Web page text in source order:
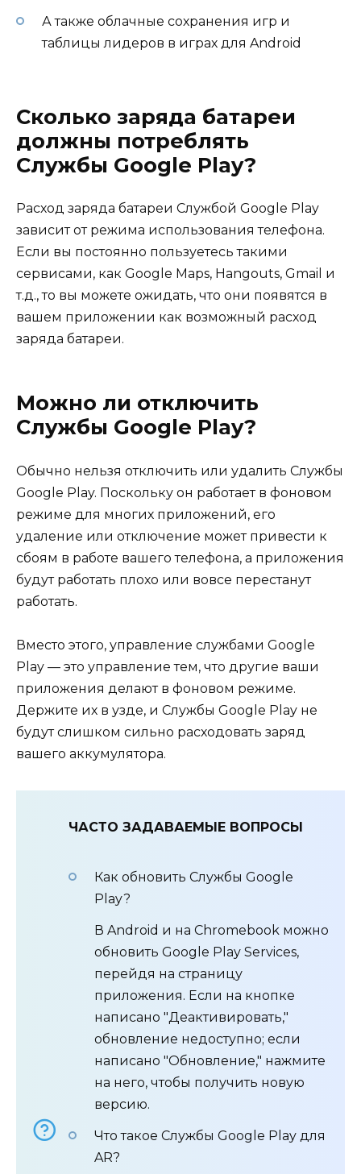
А также облачные сохранения игр и
таблицы лидеров в играх для Android
Сколько заряда батареи
должны потреблять
Службы Google Play?
Расход заряда батареи Службой Google Play
зависит от режима использования телефона.
Если вы постоянно пользуетесь такими
сервисами, как Google Maps, Hangouts, Gmail и
т.д., то вы можете ожидать, что они появятся в
вашем приложении как возможный расход
заряда батареи.
Можно ли отключить
Службы Google Play?
Обычно нельзя отключить или удалить Службы
Google Play. Поскольку он работает в фоновом
режиме для многих приложений, его
удаление или отключение может привести к
сбоям в работе вашего телефона, а приложения
будут работать плохо или вовсе перестанут
работать.
Вместо этого, управление службами Google
Play — это управление тем, что другие ваши
приложения делают в фоновом режиме.
Держите их в узде, и Службы Google Play не
будут слишком сильно расходовать заряд
вашего аккумулятора.
ЧАСТО ЗАДАВАЕМЫЕ ВОПРОСЫ
Как обновить Службы Google
Play?
В Android и на Chromebook можно
обновить Google Play Services,
перейдя на страницу
приложения. Если на кнопке
написано "Деактивировать,"
обновление недоступно; если
написано "Обновление," нажмите
на него, чтобы получить новую
версию.
Что такое Службы Google Play для
AR?